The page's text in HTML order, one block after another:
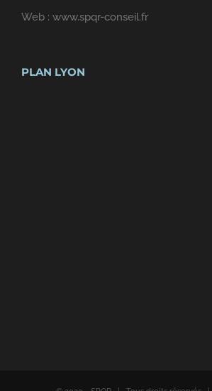
Web : www.spqr-conseil.fr
PLAN LYON